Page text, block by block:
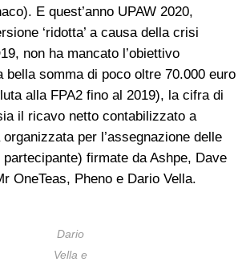
E quest’anno UPAW 2020,
‘ridotta’ a causa della crisi
non ha mancato l’obiettivo
bella somma di poco oltre 70.000 euro
alla FPA2 fino al 2019), la cifra di
il ricavo netto contabilizzato a
organizzata per l’assegnazione delle
partecipante) firmate da Ashpe, Dave
OneTeas, Pheno e Dario Vella.
Dario
Vella e